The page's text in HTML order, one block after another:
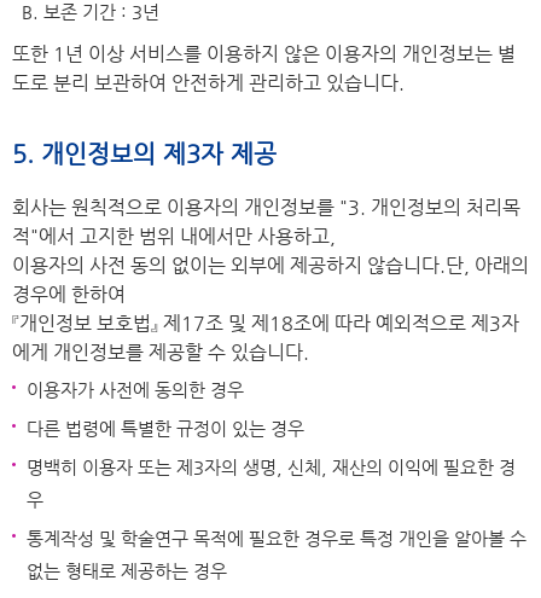
B. 보존 기간 : 3년
또한 1년 이상 서비스를 이용하지 않은 이용자의 개인정보는 별
도로 분리 보관하여 안전하게 관리하고 있습니다.
5. 개인정보의 제3자 제공
회사는 원칙적으로 이용자의 개인정보를 "3. 개인정보의 처리목
적"에서 고지한 범위 내에서만 사용하고,
이용자의 사전 동의 없이는 외부에 제공하지 않습니다.단, 아래의
경우에 한하여
『개인정보 보호법』 제17조 및 제18조에 따라 예외적으로 제3자
에게 개인정보를 제공할 수 있습니다.
이용자가 사전에 동의한 경우
다른 법령에 특별한 규정이 있는 경우
명백히 이용자 또는 제3자의 생명, 신체, 재산의 이익에 필요한 경
우
통계작성 및 학술연구 목적에 필요한 경우로 특정 개인을 알아볼 수
없는 형태로 제공하는 경우